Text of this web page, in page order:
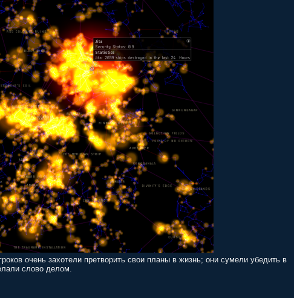
очень захотели претворить свои планы в жизнь; они сумели убедить в
слово делом.